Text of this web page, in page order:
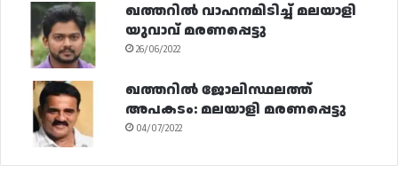
ഖത്തറിൽ വാഹനമിടിച്ച് മലയാളി
യുവാവ് മരണപ്പെട്ടു
26/06/2022
ഖത്തറിൽ ജോലിസ്ഥലത്ത്
അപകടം: മലയാളി മരണപ്പെട്ടു
04/07/2022